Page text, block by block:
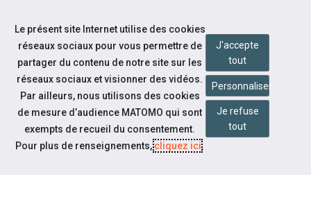
Aller au contenu
Notre actualité
PÔLE EMPLOI DEVIENT FRANCE
Le présent site Internet utilise des cookies
réseaux sociaux pour vous permettre de
partager du contenu de notre site sur les
réseaux sociaux et visionner des vidéos.
Par ailleurs, nous utilisons des cookies
de mesure d’audience MATOMO qui sont
exempts de recueil du consentement.
Pour plus de renseignements,cliquez ici.
J'accepte
tout
Personnaliser
Je refuse
tout